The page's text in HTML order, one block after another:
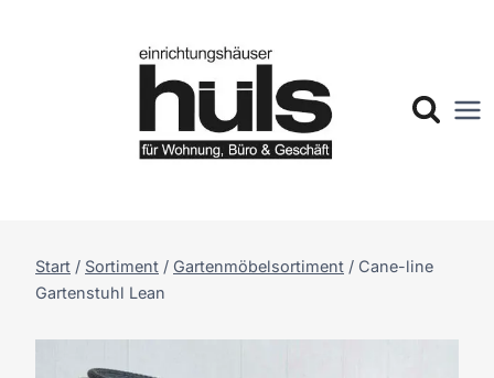
Start / Sortiment / Gartenmöbelsortiment / Cane-line
Gartenstuhl Lean